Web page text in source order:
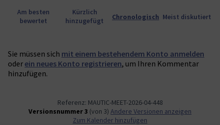
Am besten
bewertet
Kürzlich
hinzugefügt
Chronologisch Meist diskutiert
Sie müssen sich mit einem bestehendem Konto anmelden
oderein neues Konto registrieren, um Ihren Kommentar
hinzufügen.
Referenz: MAUTIC-MEET-2026-04-448
Versionsnummer 3 (von 3)
Andere Versionen anzeigen
Zum Kalender hinzufügen